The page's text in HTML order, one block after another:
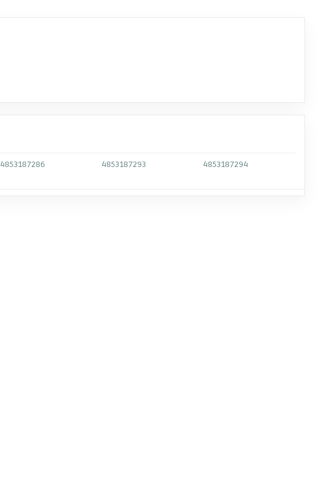
4853187286 4853187293
4853187294